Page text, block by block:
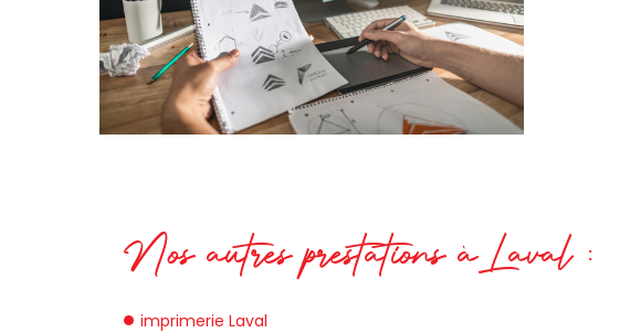
Nos autres prestations à Laval :
imprimerie Laval